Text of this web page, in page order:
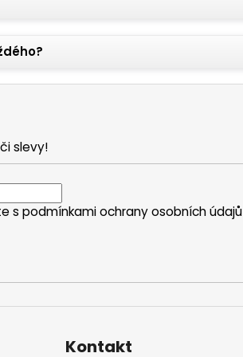
slevy!
s podmínkami ochrany osobních údajů
Kontakt